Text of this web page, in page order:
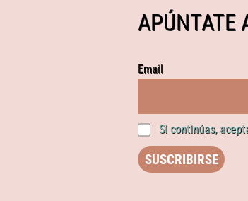
APÚNTATE
Email
Si continúas,